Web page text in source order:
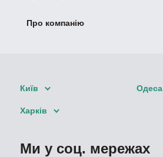
Про компанію
Київ Одеса
Харків
Ми у соц. мережах